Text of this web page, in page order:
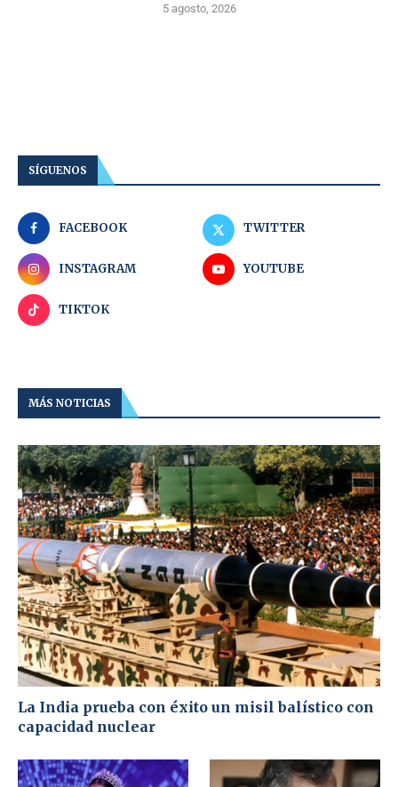
5 agosto, 2026
SÍGUENOS
FACEBOOK TWITTER
INSTAGRAM YOUTUBE
TIKTOK
MÁS NOTICIAS
La India prueba con éxito un misil balístico con
capacidad nuclear